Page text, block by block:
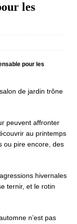
les
pour les
de jardin trône
peuvent affronter
au printemps
ou pire encore, des
hivernales
ternir, et le rotin
n’est pas